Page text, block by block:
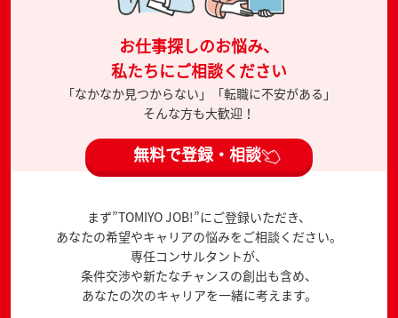
お仕事探しのお悩み、
私たちにご相談ください
「なかなか見つからない」「転職に不安がある」
そんな方も大歓迎！
無料で登録・相談
まず”TOMIYO JOB!”にご登録いただき、
あなたの希望やキャリアの悩みをご相談ください。
専任コンサルタントが、
条件交渉や新たなチャンスの創出も含め、
あなたの次のキャリアを一緒に考えます。